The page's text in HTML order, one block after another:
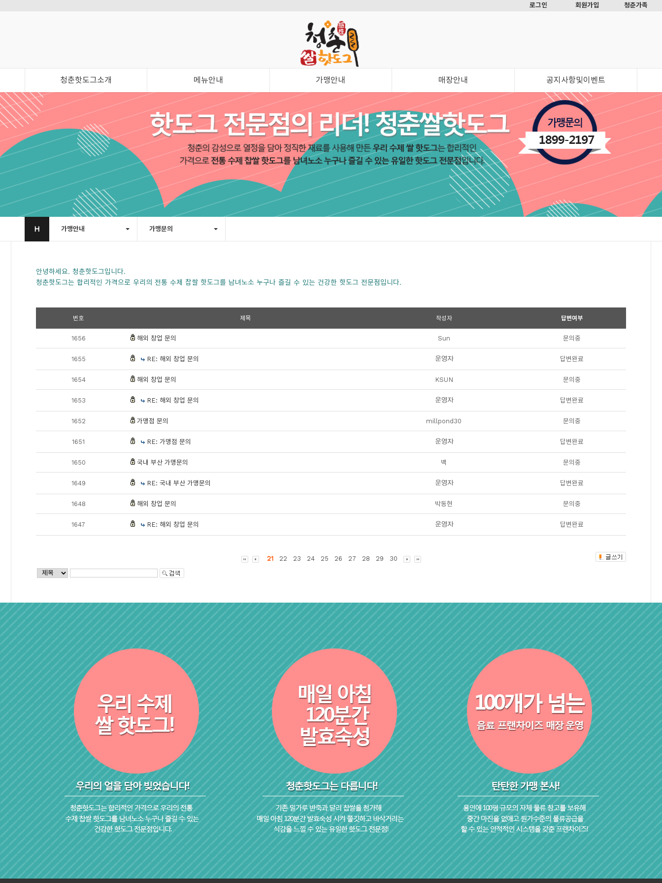
로그인 회원가입 청춘가족
청춘핫도그소개 메뉴안내 가맹안내 매장안내 공지사항및이벤트
H 가맹안내 가맹문의
안녕하세요. 청춘핫도그입니다.
청춘핫도그는 합리적인 가격으로 우리의 전통 수제 찹쌀 핫도그를 남녀노소 누구나 즐길 수 있는 건강한 핫도그 전문점입니다.
번호 제목 작성자 답변여부
1656 해외 창업 문의 Sun 문의중
1655 RE: 해외 창업 문의 답변완료
1654 해외 창업 문의 KSUN 문의중
1653 RE: 해외 창업 문의 답변완료
1652 가맹점 문의 millpond30 문의중
1651 RE: 가맹점 문의 답변완료
1650 국내 부산 가맹문의 백 문의중
1649 RE: 국내 부산 가맹문의 답변완료
1648 해외 창업 문의 박동현 문의중
1647 RE: 해외 창업 문의 답변완료
21 22 23 24 25 26 27 28 29 30